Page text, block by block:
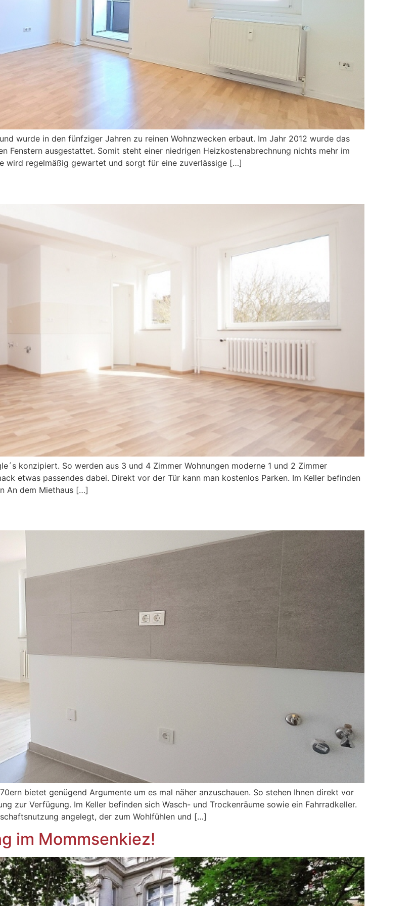
wurde in den fünfziger Jahren zu reinen Wohnzwecken erbaut. Im Jahr 2012 wurde das
Fenstern ausgestattet. Somit steht einer niedrigen Heizkostenabrechnung nichts mehr im
wird regelmäßig gewartet und sorgt für eine zuverlässige […]
konzipiert. So werden aus 3 und 4 Zimmer Wohnungen moderne 1 und 2 Zimmer
etwas passendes dabei. Direkt vor der Tür kann man kostenlos Parken. Im Keller befinden
An dem Miethaus […]
bietet genügend Argumente um es mal näher anzuschauen. So stehen Ihnen direkt vor
zur Verfügung. Im Keller befinden sich Wasch- und Trockenräume sowie ein Fahrradkeller.
angelegt, der zum Wohlfühlen und […]
im Mommsenkiez!